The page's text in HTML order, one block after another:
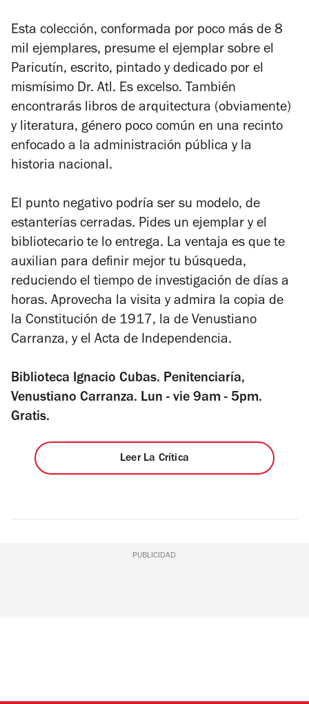
Esta colección, conformada por poco más de 8
mil ejemplares, presume el ejemplar sobre el
Paricutín, escrito, pintado y dedicado por el
mismísimo Dr. Atl. Es excelso. También
encontrarás libros de arquitectura (obviamente)
y literatura, género poco común en una recinto
enfocado a la administración pública y la
historia nacional.
El punto negativo podría ser su modelo, de
estanterías cerradas. Pides un ejemplar y el
bibliotecario te lo entrega. La ventaja es que te
auxilian para definir mejor tu búsqueda,
reduciendo el tiempo de investigación de días a
horas. Aprovecha la visita y admira la copia de
la Constitución de 1917, la de Venustiano
Carranza, y el Acta de Independencia.
Biblioteca Ignacio Cubas. Penitenciaría,
Venustiano Carranza. Lun - vie 9am - 5pm.
Gratis.
Leer La Crítica
PUBLICIDAD